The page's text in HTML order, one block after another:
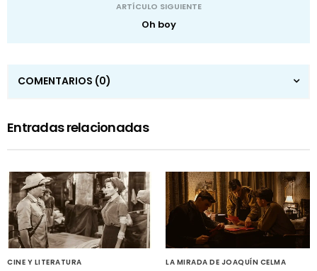
ARTÍCULO SIGUIENTE
Oh boy
COMENTARIOS (0)
Entradas relacionadas
CINE Y LITERATURA LA MIRADA DE JOAQUÍN CELMA